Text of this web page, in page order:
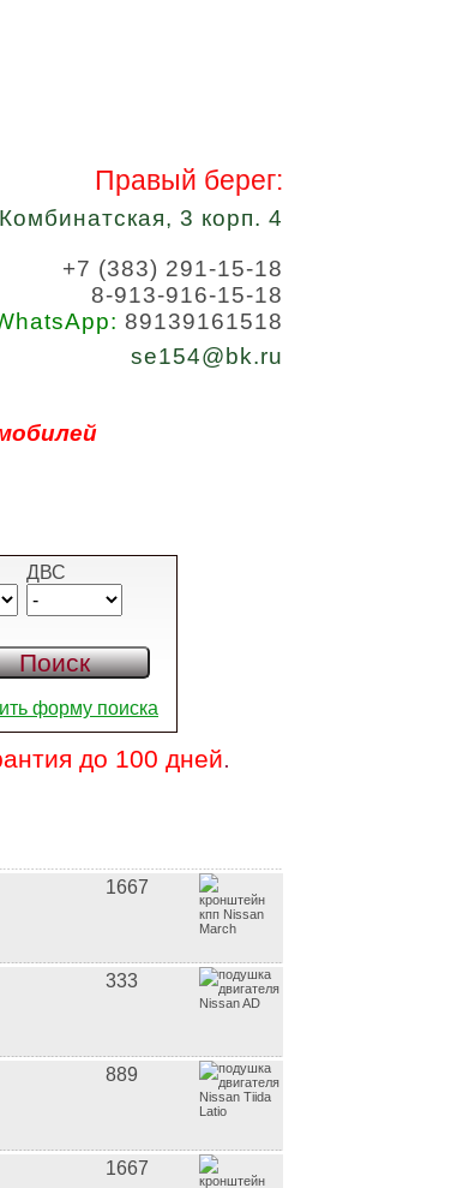
Правый берег:
3 корп. 4
+7 (383) 291-15-18
8-913-916-15-18
89139161518
se154@bk.ru
ДВС
форму поиска
до 100 дней.
1667
333
889
1667